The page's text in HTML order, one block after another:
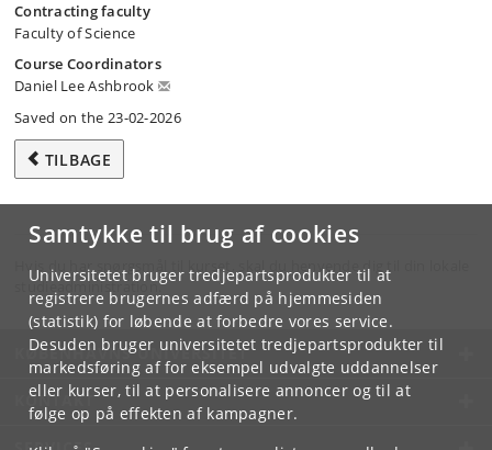
Samtykke til brug af cookies
Universitetet bruger tredjepartsprodukter til at
registrere brugernes adfærd på hjemmesiden
(statistik) for løbende at forbedre vores service.
Desuden bruger universitetet tredjepartsprodukter til
markedsføring af for eksempel udvalgte uddannelser
eller kurser, til at personalisere annoncer og til at
følge op på effekten af kampagner.
Contracting faculty
Faculty of Science
Course Coordinators
Daniel Lee Ashbrook
Saved on the 23-02-2026
TILBAGE
Hvis du har spørgsmål til kurset, skal du henvende dig til din lokale
studieadministration.
KØBENHAVNS UNIVERSITET
KONTAKT